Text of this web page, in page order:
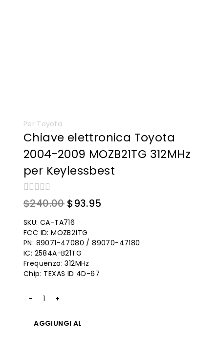
Per Toyota
Chiave elettronica Toyota
2004-2009 MOZB21TG 312MHz
per Keylessbest
0
su
$240.00 Il
prezzo
originale
era:
$240.00.
$93.95
è:
SKU: CA-TA716
FCC ID: MOZB21TG
PN: 89071-47080 / 89070-47180
IC: 2584A-B21TG
Frequenza: 312MHz
Chip: TEXAS ID 4D-67
Quantità
2004-
Toyota
AGGIUNGI AL